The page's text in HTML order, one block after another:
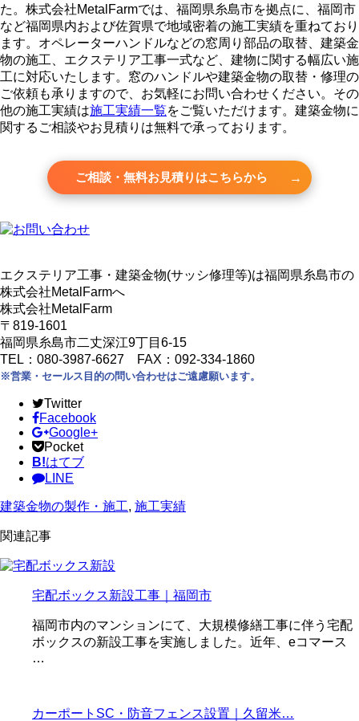
た。株式会社MetalFarmでは、福岡県糸島市を拠点に、福岡市
など福岡県内および佐賀県で地域密着の施工実績を重ねており
ます。オペレーターハンドルなどの窓周り部品の取替、建築金
物の施工、エクステリア工事一式など、建物に関する幅広い施
工に対応いたします。窓のハンドルや建築金物の取替・修理の
ご依頼も承りますので、お気軽にお問い合わせください。その
他の施工実績は施工実績一覧をご覧いただけます。建築金物に
関するご相談やお見積りは無料で承っております。
ご相談・無料お見積りはこちらから
エクステリア工事・建築金物(サッシ修理等)は福岡県糸島市の
株式会社MetalFarmへ
株式会社MetalFarm
〒819-1601
福岡県糸島市二丈深江9丁目6-15
TEL：080-3987-6627 FAX：092-334-1860
※営業・セールス目的の問い合わせはご遠慮願います。
Twitter
Facebook
Google+
Pocket
B!はてブ
LINE
建築金物の製作・施工, 施工実績
関連記事
宅配ボックス新設工事｜福岡市
福岡市内のマンションにて、大規模修繕工事に伴う宅配
ボックスの新設工事を実施しました。近年、eコマース
…
カーポートSC・防音フェンス設置｜久留米…